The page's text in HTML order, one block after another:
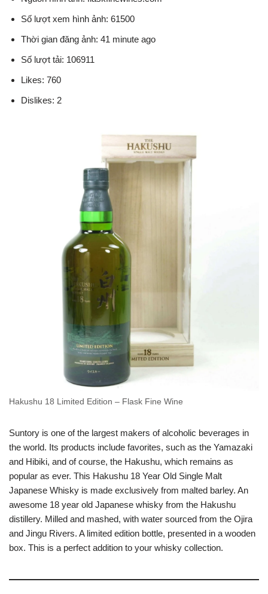
Số lượt xem hình ảnh: 61500
Thời gian đăng ảnh: 41 minute ago
Số lượt tải: 106911
Likes: 760
Dislikes: 2
Hakushu 18 Limited Edition – Flask Fine Wine
Suntory is one of the largest makers of alcoholic beverages in
the world. Its products include favorites, such as the Yamazaki
and Hibiki, and of course, the Hakushu, which remains as
popular as ever. This Hakushu 18 Year Old Single Malt
Japanese Whisky is made exclusively from malted barley. An
awesome 18 year old Japanese whisky from the Hakushu
distillery. Milled and mashed, with water sourced from the Ojira
and Jingu Rivers. A limited edition bottle, presented in a wooden
box. This is a perfect addition to your whisky collection.